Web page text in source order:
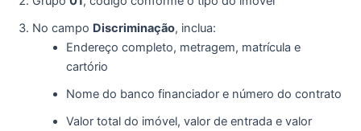
No campo Discriminação, inclua:
Endereço completo, metragem, matrícula e
cartório
Nome do banco financiador e número do contrato
Valor total do imóvel, valor de entrada e valor